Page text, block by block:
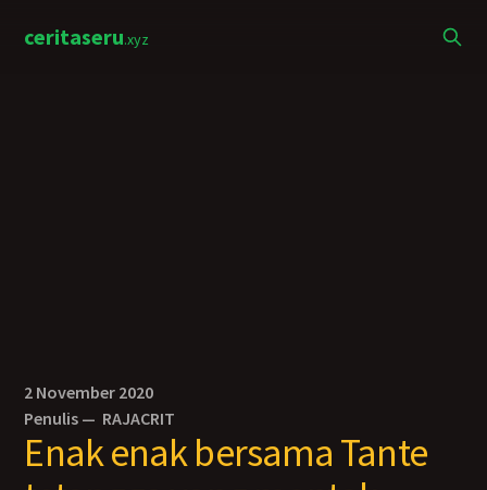
ceritaseru.xyz
2 November 2020
Penulis — RAJACRIT
Enak enak bersama Tante